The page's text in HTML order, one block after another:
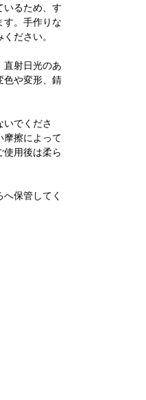
いるため、す
す。手作りな
ださい。
直射日光のあ
色や変形、錆
いでくださ
摩擦によって
使用後は柔ら
保管してく